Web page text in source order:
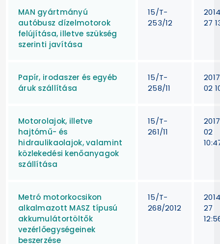
MAN gyártmányú
autóbusz dízelmotorok
felújítása, illetve szükség
szerinti javítása
15/T-
253/12
27
Papír, irodaszer és egyéb
áruk szállítása
15/T-
258/11
02
Motorolajok, illetve
hajtómű- és
hidraulikaolajok, valamint
közlekedési kenőanyagok
szállítása
15/T-
261/11
02
Metró motorkocsikon
alkalmazott MASZ típusú
akkumulátortöltők
vezérlőegységeinek
beszerzése
15/T-
268/2012
27